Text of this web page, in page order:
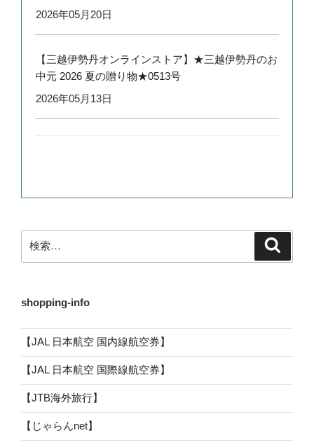
2026年05月20日
【三越伊勢丹オンラインストア】★三越伊勢丹のお
中元 2026 夏の贈り物★0513号
2026年05月13日
検
索:
shopping-info
【JAL 日本航空 国内線航空券】
【JAL 日本航空 国際線航空券】
【JTB海外旅行】
【じゃらんnet】